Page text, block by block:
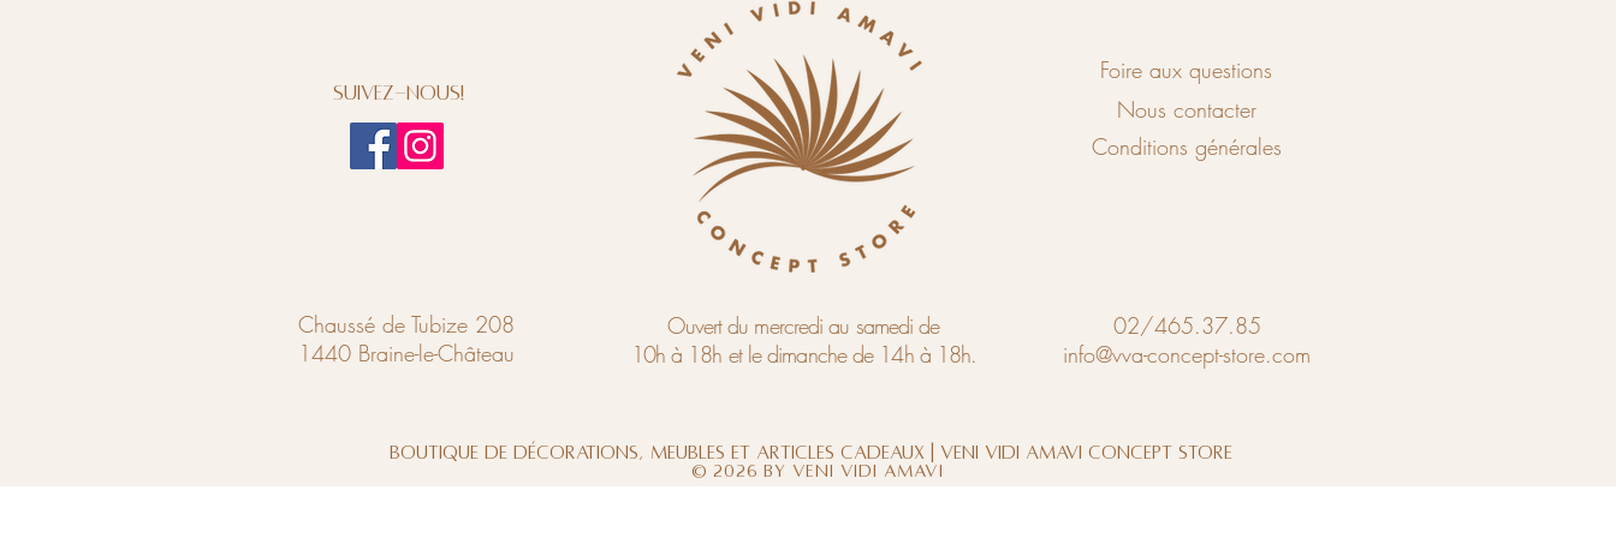
Suivez-nous!
Chaussé de Tubize 208
1440 Braine-le-Château
Foire aux questions
Nous contacter
Conditions générales
Ouvert du mercredi au samedi de
10h à 18h et le dimanche de 14h à 18h.
02/465.37.85
info@vva-concept-store.com
Boutique de décorations, meubles et articles cadeaux | Veni Vidi Amavi Concept Store
© 2026 by Veni Vidi Amavi